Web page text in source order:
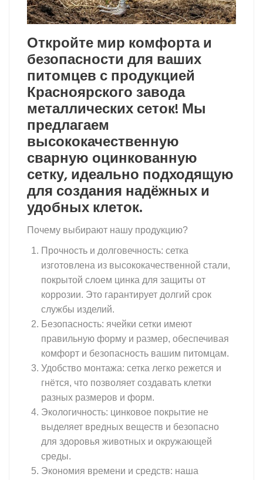
Откройте мир комфорта и
безопасности для ваших
питомцев с продукцией
Красноярского завода
металлических сеток! Мы
предлагаем
высококачественную
сварную оцинкованную
сетку, идеально подходящую
для создания надёжных и
удобных клеток.
Почему выбирают нашу продукцию?
Прочность и долговечность: сетка
изготовлена из высококачественной стали,
покрытой слоем цинка для защиты от
коррозии. Это гарантирует долгий срок
службы изделий.
Безопасность: ячейки сетки имеют
правильную форму и размер, обеспечивая
комфорт и безопасность вашим питомцам.
Удобство монтажа: сетка легко режется и
гнётся, что позволяет создавать клетки
разных размеров и форм.
Экологичность: цинковое покрытие не
выделяет вредных веществ и безопасно
для здоровья животных и окружающей
среды.
Экономия времени и средств: наша